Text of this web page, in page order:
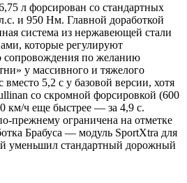
л форсирован со стандартных
и 950 Нм. Главной доработкой
система из нержавеющей стали
которые регулируют
сопровождения по желанию
у массивного и тяжелого
вместо 5,2 с у базовой версии, хотя
со скромной форсировкой (600
км/ч еще быстрее — за 4,9 с.
прежнему ограничена на отметке
Брабуса — модуль SportXtra для
уменьшил стандартный дорожный